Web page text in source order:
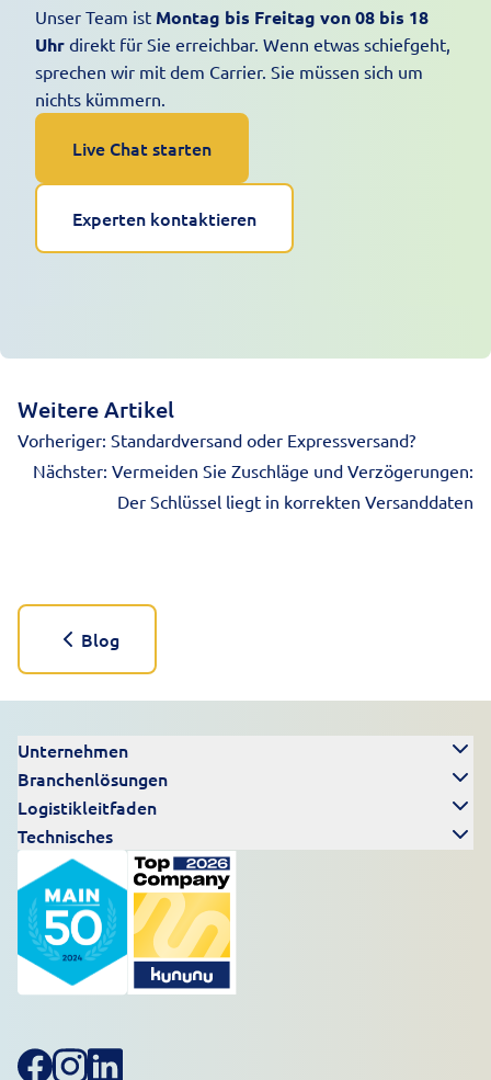
Unser Team ist Montag bis Freitag von 08 bis 18
Uhr direkt für Sie erreichbar. Wenn etwas schiefgeht,
sprechen wir mit dem Carrier. Sie müssen sich um
nichts kümmern.
Live Chat starten
Experten kontaktieren
Weitere Artikel
Vorheriger: Standardversand oder Expressversand?
Nächster: Vermeiden Sie Zuschläge und Verzögerungen:
Der Schlüssel liegt in korrekten Versanddaten
Blog
Unternehmen
Branchenlösungen
Logistikleitfaden
Technisches